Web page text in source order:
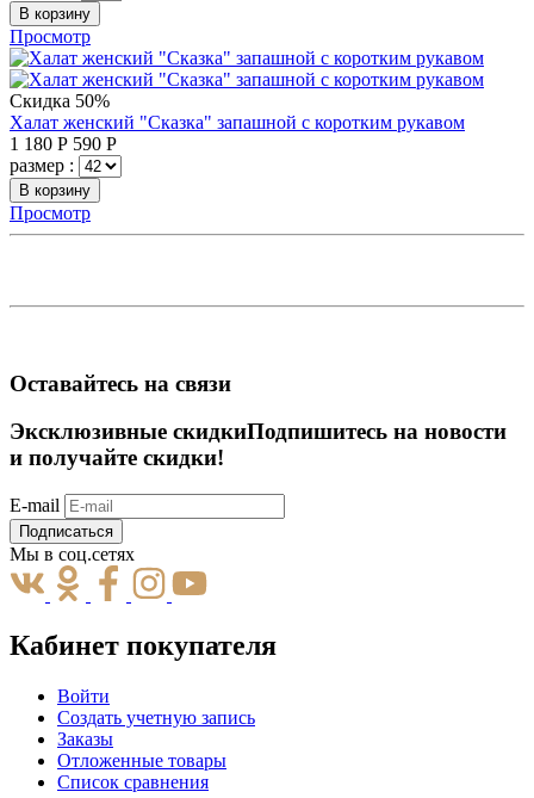
В корзину
Просмотр
Скидка 50%
Халат женский "Сказка" запашной с коротким рукавом
1 180 Р 590 Р
размер :
В корзину
Просмотр
Оставайтесь на связи
Эксклюзивные скидкиПодпишитесь на новости
и получайте скидки!
E-mail
Подписаться
Мы в соц.сетях
Кабинет покупателя
Войти
Создать учетную запись
Заказы
Отложенные товары
Список сравнения